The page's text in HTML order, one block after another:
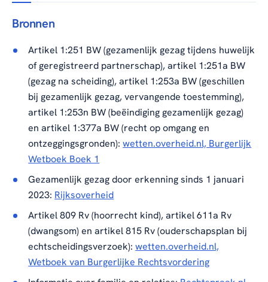
Bronnen
Artikel 1:251 BW (gezamenlijk gezag tijdens huwelijk
of geregistreerd partnerschap), artikel 1:251a BW
(gezag na scheiding), artikel 1:253a BW (geschillen
bij gezamenlijk gezag, vervangende toestemming),
artikel 1:253n BW (beëindiging gezamenlijk gezag)
en artikel 1:377a BW (recht op omgang en
ontzeggingsgronden):wetten.overheid.nl, Burgerlijk
Wetboek Boek 1
Gezamenlijk gezag door erkenning sinds 1 januari
2023: Rijksoverheid
Artikel 809 Rv (hoorrecht kind), artikel 611a Rv
(dwangsom) en artikel 815 Rv (ouderschapsplan bij
echtscheidingsverzoek):wetten.overheid.nl,
Wetboek van Burgerlijke Rechtsvordering